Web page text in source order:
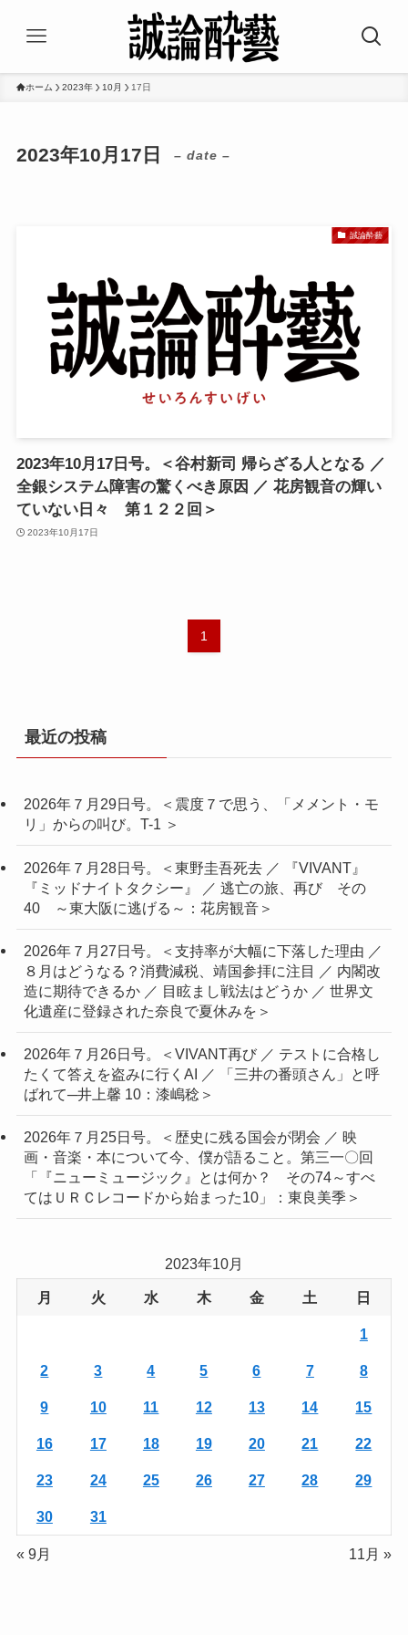
ホーム 2023年 10月 17日
2023年10月17日 – date –
誠論酔藝
2023年10月17日号。＜谷村新司 帰らざる人となる ／
全銀システム障害の驚くべき原因 ／ 花房観音の輝い
ていない日々 第１２２回＞
2023年10月17日
1
最近の投稿
2026年７月29日号。＜震度７で思う、「メメント・モ
リ」からの叫び。T-1 ＞
2026年７月28日号。＜東野圭吾死去 ／ 『VIVANT』
『ミッドナイトタクシー』 ／ 逃亡の旅、再び その
40 ～東大阪に逃げる～：花房観音＞
2026年７月27日号。＜支持率が大幅に下落した理由 ／
８月はどうなる？消費減税、靖国参拝に注目 ／ 内閣改
造に期待できるか ／ 目眩まし戦法はどうか ／ 世界文
化遺産に登録された奈良で夏休みを＞
2026年７月26日号。＜VIVANT再び ／ テストに合格し
たくて答えを盗みに行くAI ／ 「三井の番頭さん」と呼
ばれて─井上馨 10：漆嶋稔＞
2026年７月25日号。＜歴史に残る国会が閉会 ／ 映
画・音楽・本について今、僕が語ること。第三一〇回
「『ニューミュージック』とは何か？ その74～すべ
てはＵＲＣレコードから始まった10」：東良美季＞
2023年10月
月 火 水 木 金 土 日
1
2 3 4 5 6 7 8
9 10 11 12 13 14 15
16 17 18 19 20 21 22
23 24 25 26 27 28 29
30 31
« 9月 11月 »